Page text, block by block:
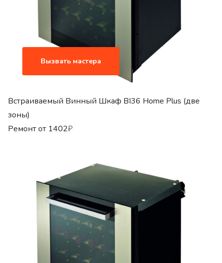
Вызвать мастера
Встраиваемый Винный Шкаф BI36 Home Plus (две
зоны)
Ремонт от 1402₽